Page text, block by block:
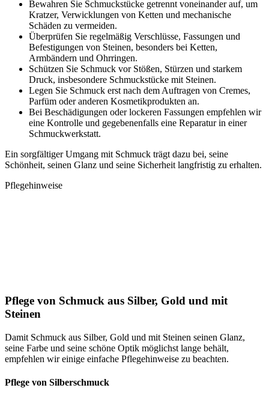
Bewahren Sie Schmuckstücke getrennt voneinander auf, um
Kratzer, Verwicklungen von Ketten und mechanische
Schäden zu vermeiden.
Überprüfen Sie regelmäßig Verschlüsse, Fassungen und
Befestigungen von Steinen, besonders bei Ketten,
Armbändern und Ohrringen.
Schützen Sie Schmuck vor Stößen, Stürzen und starkem
Druck, insbesondere Schmuckstücke mit Steinen.
Legen Sie Schmuck erst nach dem Auftragen von Cremes,
Parfüm oder anderen Kosmetikprodukten an.
Bei Beschädigungen oder lockeren Fassungen empfehlen wir
eine Kontrolle und gegebenenfalls eine Reparatur in einer
Schmuckwerkstatt.
Ein sorgfältiger Umgang mit Schmuck trägt dazu bei, seine
Schönheit, seinen Glanz und seine Sicherheit langfristig zu erhalten.
Pflegehinweise
Pflege von Schmuck aus Silber, Gold und mit
Steinen
Damit Schmuck aus Silber, Gold und mit Steinen seinen Glanz,
seine Farbe und seine schöne Optik möglichst lange behält,
empfehlen wir einige einfache Pflegehinweise zu beachten.
Pflege von Silberschmuck